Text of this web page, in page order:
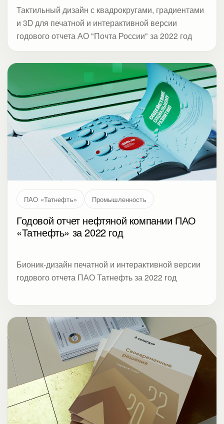
Тактильный дизайн с квадрокругами, градиентами
и 3D для печатной и интерактивной версии
годового отчета АО "Почта России" за 2022 год
ПАО «Татнефть» Промышленность
Годовой отчет нефтяной компании ПАО
«Татнефть» за 2022 год
Бионик-дизайн печатной и интерактивной версии
годового отчета ПАО Татнефть за 2022 год